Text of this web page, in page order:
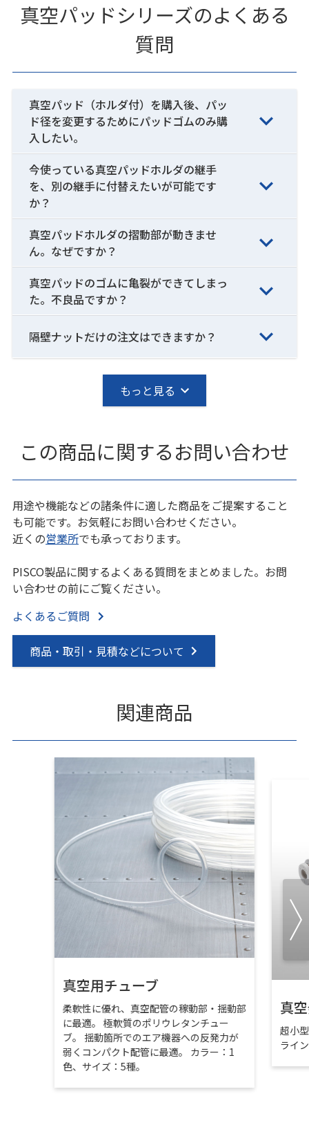
真空パッドシリーズのよくある
質問
真空パッド（ホルダ付）を購入後、パッ
ド径を変更するためにパッドゴムのみ購
入したい。
今使っている真空パッドホルダの継手
を、別の継手に付替えたいが可能です
か？
真空パッドホルダの摺動部が動きませ
ん。なぜですか？
真空パッドのゴムに亀裂ができてしまっ
た。不良品ですか？
隔壁ナットだけの注文はできますか？
もっと見る
この商品に関するお問い合わせ
用途や機能などの諸条件に適した商品をご提案すること
も可能です。お気軽にお問い合わせください。
近くの営業所でも承っております。
PISCO製品に関するよくある質問をまとめました。お問
い合わせの前にご覧ください。
よくあるご質問
商品・取引・見積などについて
関連商品
真空用チューブ
柔軟性に優れ、真空配管の稼動部・揺動部
に最適。 極軟質のポリウレタンチュー
ブ。 揺動箇所でのエア機器への反発力が
弱くコンパクト配管に最適。 カラー：1
色、サイズ：5種。
真
超小
ライ